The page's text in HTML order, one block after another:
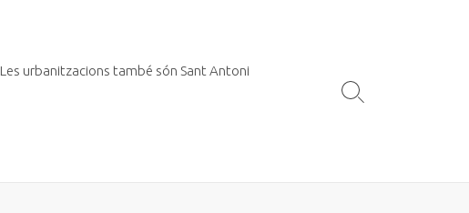
Les urbanitzacions també són Sant Antoni
Search